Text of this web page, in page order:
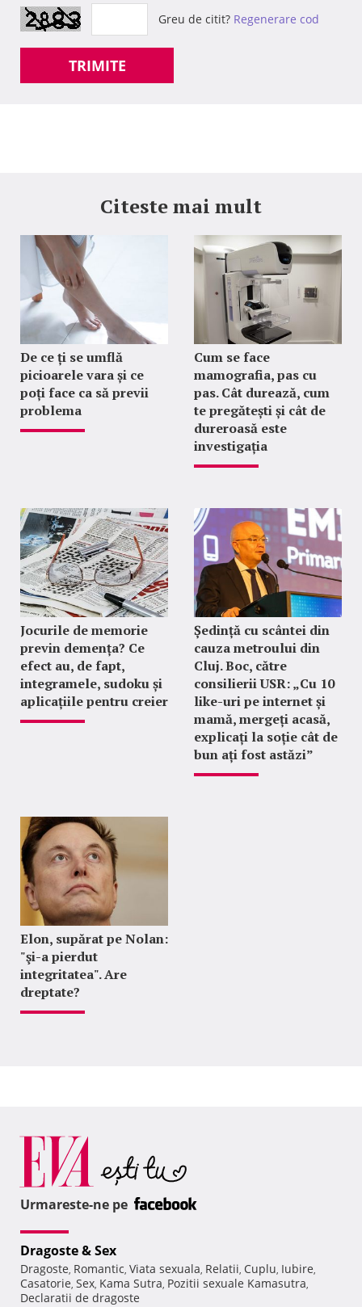
Greu de citit? Regenerare cod
TRIMITE
Citeste mai mult
De ce ți se umflă
picioarele vara și ce
poți face ca să previi
problema
Cum se face
mamografia, pas cu
pas. Cât durează, cum
te pregătești și cât de
dureroasă este
investigația
Jocurile de memorie
previn demența? Ce
efect au, de fapt,
integramele, sudoku și
aplicațiile pentru creier
Ședință cu scântei din
cauza metroului din
Cluj. Boc, către
consilierii USR: „Cu 10
like-uri pe internet și
mamă, mergeți acasă,
explicați la soție cât de
bun ați fost astăzi”
Elon, supărat pe Nolan:
"şi-a pierdut
integritatea". Are
dreptate?
Urmareste-ne pe
Dragoste & Sex
Dragoste, Romantic, Viata sexuala, Relatii, Cuplu, Iubire,
Casatorie, Sex, Kama Sutra, Pozitii sexuale Kamasutra,
Declaratii de dragoste